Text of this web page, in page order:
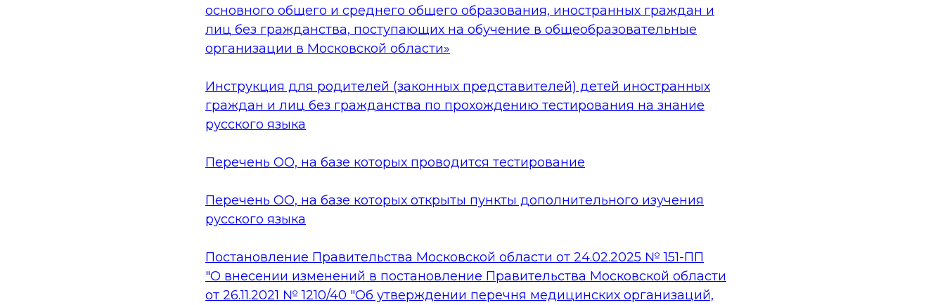
основного общего и среднего общего образования, иностранных граждан и
лиц без гражданства, поступающих на обучение в общеобразовательные
организации в Московской области»
Инструкция для родителей (законных представителей) детей иностранных
граждан и лиц без гражданства по прохождению тестирования на знание
русского языка
Перечень ОО, на базе которых проводится тестирование
Перечень ОО, на базе которых открыты пункты дополнительного изучения
русского языка
Постановление Правительства Московской области от 24.02.2025 № 151-ПП
"О внесении изменений в постановление Правительства Московской области
от 26.11.2021 № 1210/40 "Об утверждении перечня медицинских организаций,